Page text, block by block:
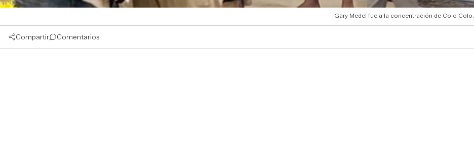
Gary Medel fue a la concentración de Colo Colo.
Compartir Comentarios